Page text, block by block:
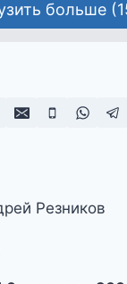
больше
Резников